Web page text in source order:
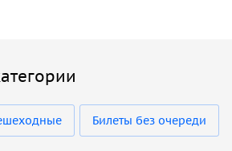
Билеты без очереди